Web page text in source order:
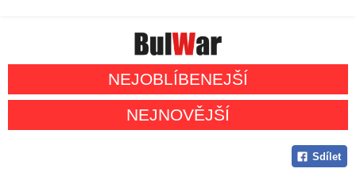
NEJOBLÍBENEJŠÍ
NEJNOVĚJŠÍ
Sdílet